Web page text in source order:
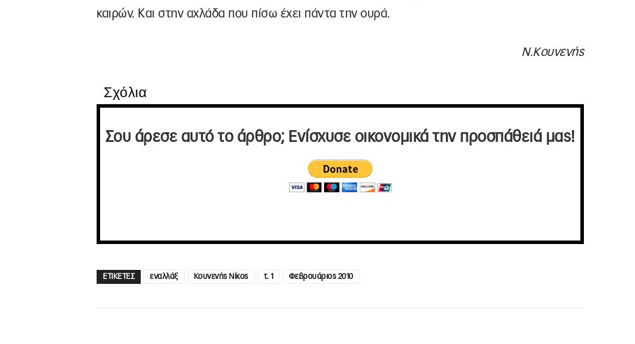
καιρών. Και στην αχλάδα που πίσω έχει πάντα την ουρά.
Ν.Κουνενής
Σχόλια
Σου άρεσε αυτό το άρθρο; Ενίσχυσε οικονομικά την προσπάθειά μας!
ΕΤΙΚΕΤΕΣ εναλλάξ Κουνενής Νίκος τ. 1 Φεβρουάριος 2010